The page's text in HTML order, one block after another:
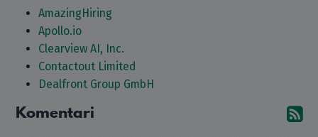
AmazingHiring
Apollo.io
Clearview AI, Inc.
Contactout Limited
Dealfront Group GmbH
Komentari